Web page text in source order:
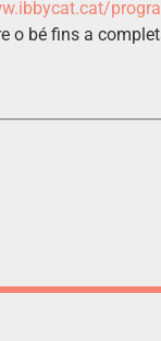
o bé fins a